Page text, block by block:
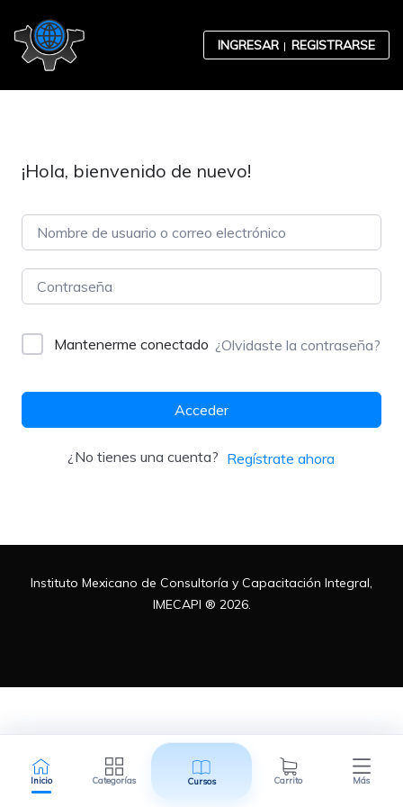
INGRESAR REGISTRARSE
Inicio Categorías Cursos Carrito Más
Contabilidad
Desarrollo Organizacional
Normatividad Mexicana
¡Hola, bienvenido de nuevo!
Mantenerme conectado ¿Olvidaste la contraseña?
Acceder
¿No tienes una cuenta? Regístrate ahora
Instituto Mexicano de Consultoría y Capacitación Integral,
IMECAPI ® 2026.